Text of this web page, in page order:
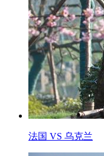
法国 VS 乌克兰